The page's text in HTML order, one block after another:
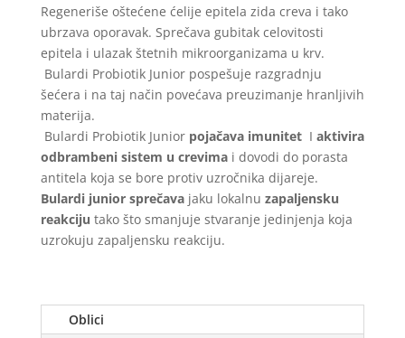
Regeneriše oštećene ćelije epitela zida creva i tako
ubrzava oporavak. Sprečava gubitak celovitosti
epitela i ulazak štetnih mikroorganizama u krv.
Bulardi Probiotik Junior pospešuje razgradnju
šećera i na taj način povećava preuzimanje hranljivih
materija.
Bulardi Probiotik Junior pojačava imunitetI aktivira
odbrambeni sistem u crevimai dovodi do porasta
antitela koja se bore protiv uzročnika dijareje.
Bulardi junior sprečavajaku lokalnu zapaljensku
reakciju tako što smanjuje stvaranje jedinjenja koja
uzrokuju zapaljensku reakciju.
Oblici